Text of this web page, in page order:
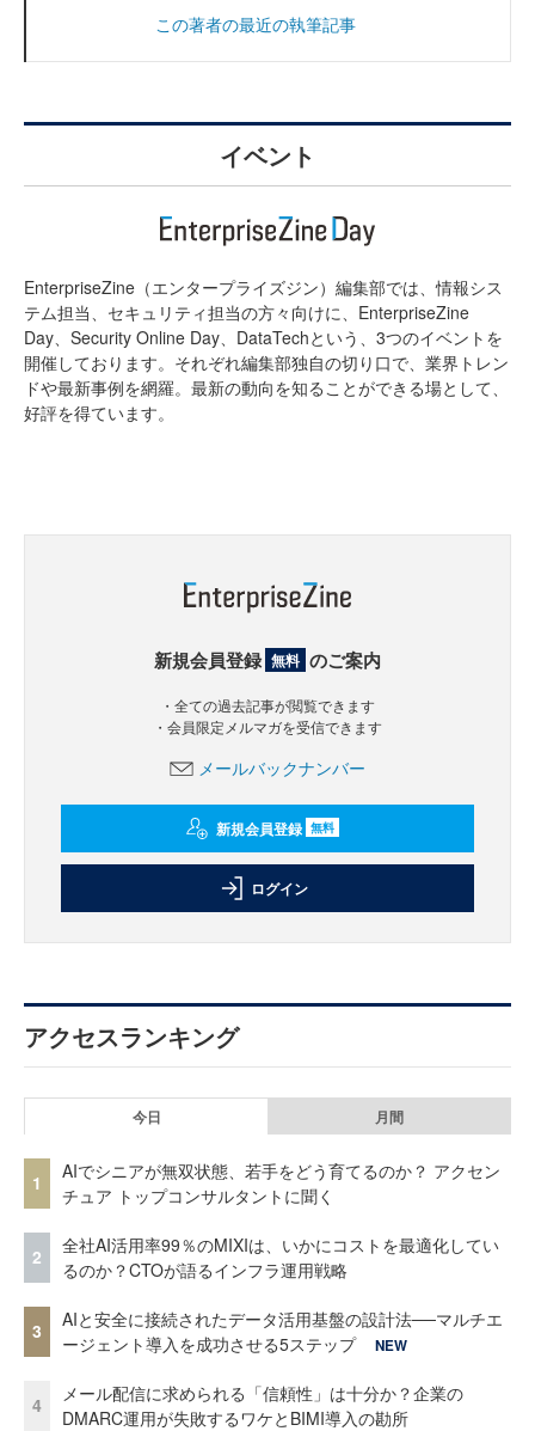
この著者の最近の執筆記事
イベント
EnterpriseZine（エンタープライズジン）編集部では、情報シス
テム担当、セキュリティ担当の方々向けに、EnterpriseZine
Day、Security Online Day、DataTechという、3つのイベントを
開催しております。それぞれ編集部独自の切り口で、業界トレン
ドや最新事例を網羅。最新の動向を知ることができる場として、
好評を得ています。
新規会員登録 無料 のご案内
・全ての過去記事が閲覧できます
・会員限定メルマガを受信できます
メールバックナンバー
新規会員登録 無料
ログイン
アクセスランキング
今日 月間
1
AIでシニアが無双状態、若手をどう育てるのか？ アクセン
チュア トップコンサルタントに聞く
2
全社AI活用率99％のMIXIは、いかにコストを最適化してい
るのか？CTOが語るインフラ運用戦略
3
AIと安全に接続されたデータ活用基盤の設計法──マルチエ
ージェント導入を成功させる5ステップ
NEW
4
メール配信に求められる「信頼性」は十分か？企業の
DMARC運用が失敗するワケとBIMI導入の勘所